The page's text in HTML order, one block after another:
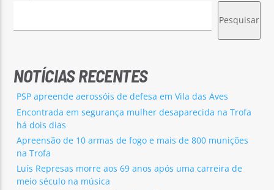
Pesquisar
NOTÍCIAS RECENTES
PSP apreende aerossóis de defesa em Vila das Aves
Encontrada em segurança mulher desaparecida na Trofa
há dois dias
Apreensão de 10 armas de fogo e mais de 800 munições
na Trofa
Luís Represas morre aos 69 anos após uma carreira de
meio século na música